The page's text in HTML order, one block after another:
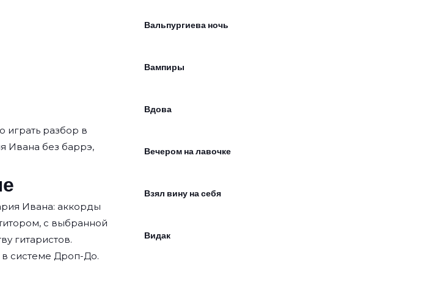
играть разбор в
Ивана без баррэ,
Ивана: аккорды
с выбранной
гитаристов.
в системе Дроп-До.
Вальпургиева ночь
Вампиры
Вдова
Вечером на лавочке
Взял вину на себя
Видак